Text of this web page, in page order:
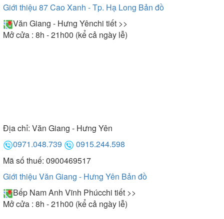
Giới thiệu 87 Cao Xanh - Tp. Hạ Long Bản đồ
Văn Giang - Hưng Yênchi tiết >>
Mở cửa : 8h - 21h00 (kể cả ngày lễ)
Địa chỉ: Văn Giang - Hưng Yên
0971.048.739
0915.244.598
Mã số thuế: 0900469517
Giới thiệu Văn Giang - Hưng Yên Bản đồ
Bếp Nam Anh Vĩnh Phúcchi tiết >>
Mở cửa : 8h - 21h00 (kể cả ngày lễ)